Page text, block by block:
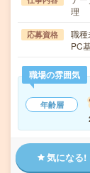
理
応募資格
職種
PC
職場の雰囲気
年齢層
気になる!